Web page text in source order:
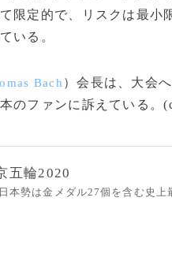
限定的で、リスクは最小
いる。
Bach ）会長は、大会
のファンに訴えている。
五輪2020
本勢は金メダル27個を含む史上